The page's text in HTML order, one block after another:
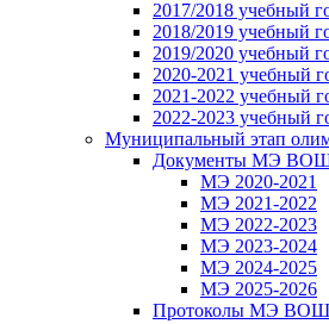
2017/2018 учебный
2018/2019 учебный
2019/2020 учебный
2020-2021 учебный
2021-2022 учебный
2022-2023 учебный
Муниципальный этап
Документы МЭ
МЭ 2020-2021
МЭ 2021-2022
МЭ 2022-2023
МЭ 2023-2024
МЭ 2024-2025
МЭ 2025-2026
Протоколы МЭ ВОШ